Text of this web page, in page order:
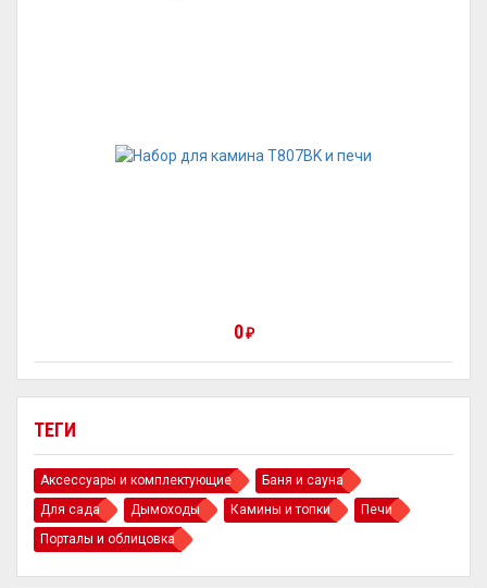
ТЕГИ
Аксессуары и комплектующие
Баня и сауна
Для сада
Дымоходы Камины и топки
Печи
Порталы и облицовка
0 ₽